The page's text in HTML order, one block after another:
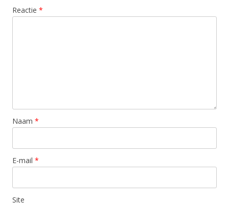
Reactie *
Naam *
E-mail *
Site